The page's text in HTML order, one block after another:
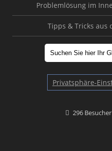
Problemlösung im
Tipps & Tricks aus
Privatsphäre-
296